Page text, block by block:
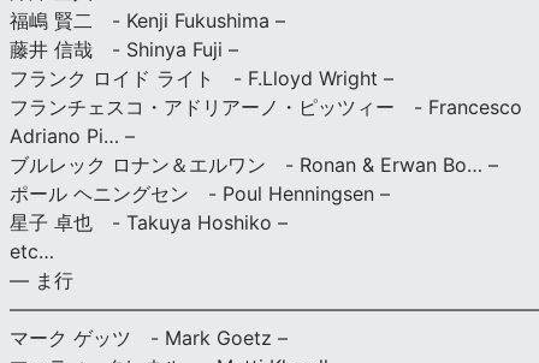
福嶋 賢二 - Kenji Fukushima –
藤井 信哉 - Shinya Fuji –
フランク ロイド ライト - F.Lloyd Wright –
フランチェスコ・アドリアーノ・ピッツィー - Francesco
Adriano Pi… –
ブルレック ロナン＆エルワン - Ronan & Erwan Bo… –
ポール ヘニングセン - Poul Henningsen –
星子 卓也 - Takuya Hoshiko –
etc…
— ま行
マーク ゲッツ - Mark Goetz –